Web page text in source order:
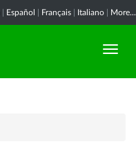
Español Français Italiano More...